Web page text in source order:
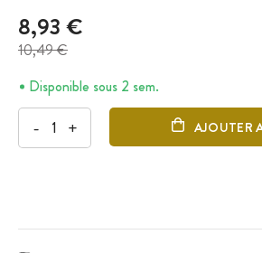
8,93 €
10,49 €
Disponible sous 2 sem.
- + AJOUTER